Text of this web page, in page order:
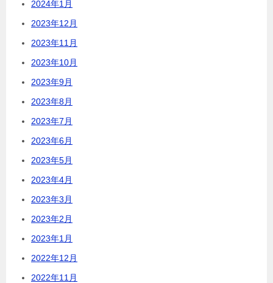
2024年1月
2023年12月
2023年11月
2023年10月
2023年9月
2023年8月
2023年7月
2023年6月
2023年5月
2023年4月
2023年3月
2023年2月
2023年1月
2022年12月
2022年11月